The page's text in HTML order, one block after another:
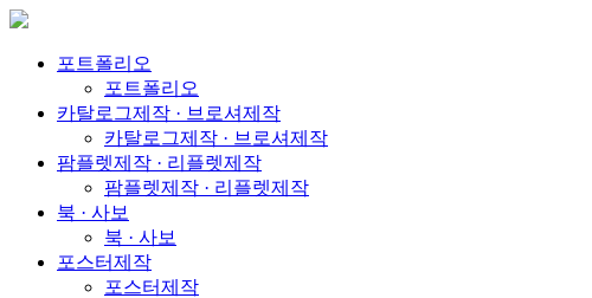
포트폴리오
포트폴리오
카탈로그제작 · 브로셔제작
카탈로그제작 · 브로셔제작
팜플렛제작 · 리플렛제작
팜플렛제작 · 리플렛제작
북 · 사보
북 · 사보
포스터제작
포스터제작